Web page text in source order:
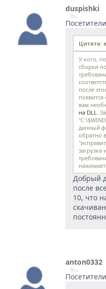
duspishki
Цитата:
У кого,
сборки
после
вам
на DLL
.
данный
обратно
загрузка
Добрый
после
10, что
anton0332